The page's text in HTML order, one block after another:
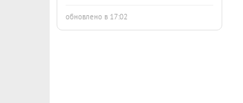
обновлено в 17:02